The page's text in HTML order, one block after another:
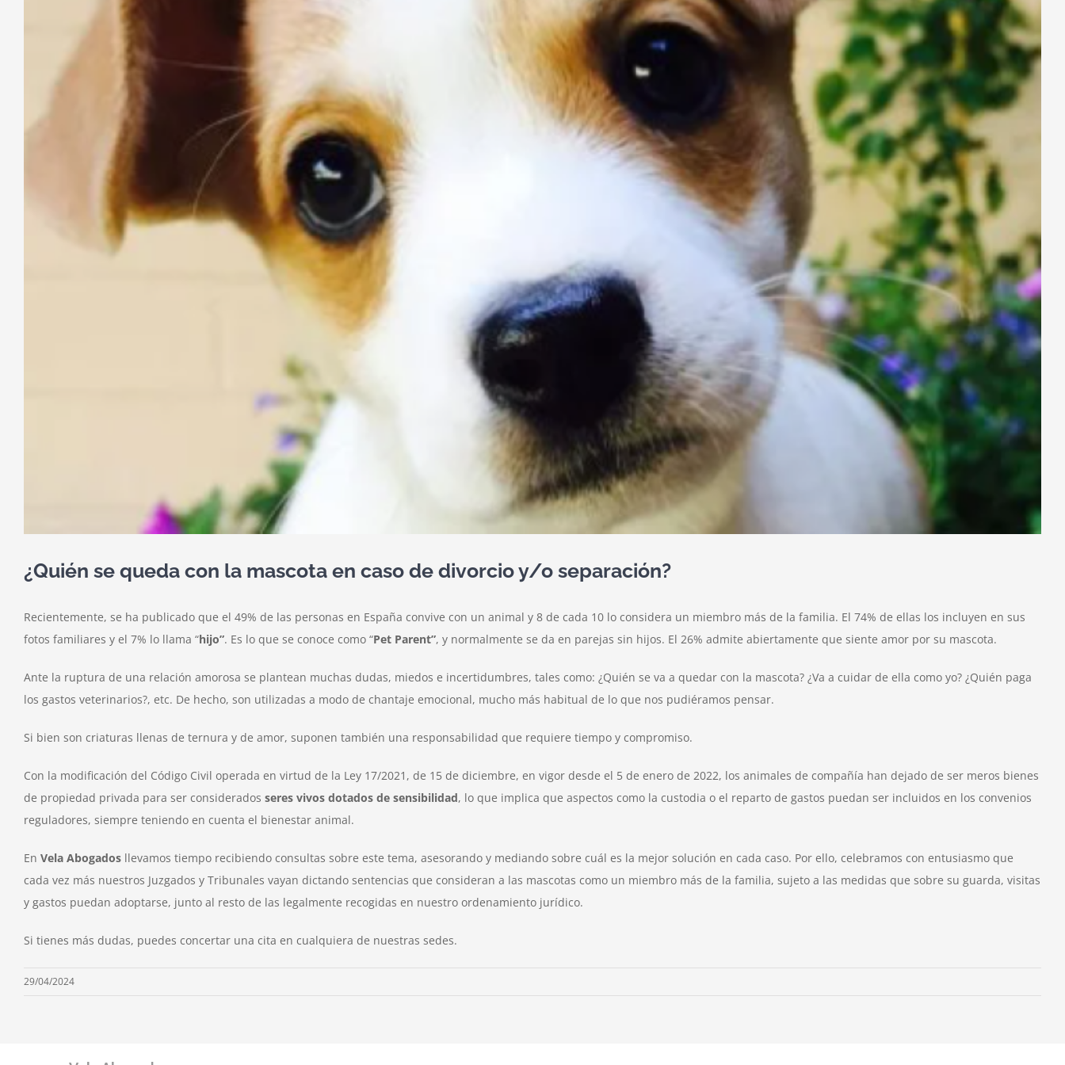
¿Quién se queda con la mascota en caso de divorcio y/o separación?
Recientemente, se ha publicado que el 49% de las personas en España convive con un animal y 8 de cada 10 lo considera un miembro más de la familia. El 74% de ellas los incluyen en sus
fotos familiares y el 7% lo llama “hijo”. Es lo que se conoce como “Pet Parent”, y normalmente se da en parejas sin hijos. El 26% admite abiertamente que siente amor por su mascota.
Ante la ruptura de una relación amorosa se plantean muchas dudas, miedos e incertidumbres, tales como: ¿Quién se va a quedar con la mascota? ¿Va a cuidar de ella como yo? ¿Quién paga
los gastos veterinarios?, etc. De hecho, son utilizadas a modo de chantaje emocional, mucho más habitual de lo que nos pudiéramos pensar.
Si bien son criaturas llenas de ternura y de amor, suponen también una responsabilidad que requiere tiempo y compromiso.
Con la modificación del Código Civil operada en virtud de la Ley 17/2021, de 15 de diciembre, en vigor desde el 5 de enero de 2022, los animales de compañía han dejado de ser meros bienes
de propiedad privada para ser considerados seres vivos dotados de sensibilidad, lo que implica que aspectos como la custodia o el reparto de gastos puedan ser incluidos en los convenios
reguladores, siempre teniendo en cuenta el bienestar animal.
En Vela Abogados llevamos tiempo recibiendo consultas sobre este tema, asesorando y mediando sobre cuál es la mejor solución en cada caso. Por ello, celebramos con entusiasmo que
cada vez más nuestros Juzgados y Tribunales vayan dictando sentencias que consideran a las mascotas como un miembro más de la familia, sujeto a las medidas que sobre su guarda, visitas
y gastos puedan adoptarse, junto al resto de las legalmente recogidas en nuestro ordenamiento jurídico.
Si tienes más dudas, puedes concertar una cita en cualquiera de nuestras sedes.
29/04/2024